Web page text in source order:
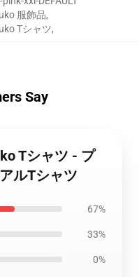
服飾品,
Tシャツ,
Say
Tシャツ - プ
ルTシャツ
67%
33%
0%